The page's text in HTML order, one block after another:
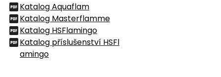
Katalog Aquaflam
Katalog Masterflamme
Katalog HSFlamingo
Katalog příslušenství HSFl
amingo